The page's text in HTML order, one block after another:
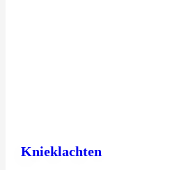
Knieklachten